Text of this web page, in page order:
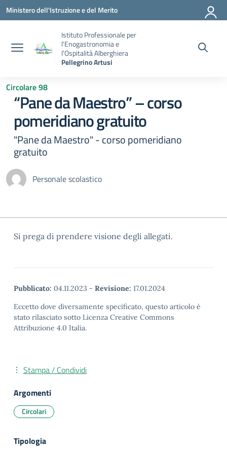
Vai ai contenuti
Vai al menu di navigazione
Vai al footer
Ministero dell'Istruzione e del Merito
Istituto Professionale per
l'Enogastronomia e
l'Ospitalità Alberghiera
Pellegrino Artusi
Circolare 98
“Pane da Maestro” – corso
pomeridiano gratuito
"Pane da Maestro" - corso pomeridiano
gratuito
Personale scolastico
Si prega di prendere visione degli allegati.
Pubblicato: 04.11.2023 - Revisione: 17.01.2024
Eccetto dove diversamente specificato, questo articolo è
stato rilasciato sotto Licenza Creative Commons
Attribuzione 4.0 Italia.
Stampa / Condividi
Argomenti
Circolari
Tipologia